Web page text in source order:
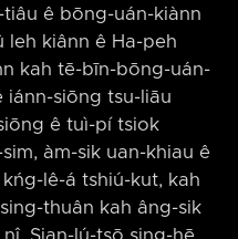
ê bōng-uán-kiànn
leh kiânn ê Ha-peh
kah tē-bīn-bōng-uán-
iánn-siōng tsu-liāu
ê tuì-pí tsiok
àm-sik uan-khiau ê
lê-á tshiú-kut, kah
thuân kah âng-sik